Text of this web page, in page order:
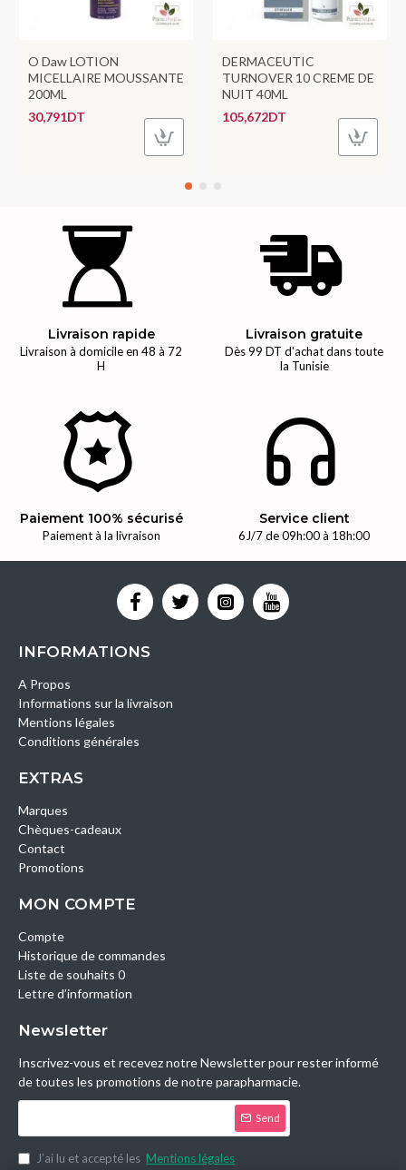
O Daw LOTION
MICELLAIRE MOUSSANTE
200ML
30,791DT
DERMACEUTIC
TURNOVER 10 CREME DE
NUIT 40ML
105,672DT
Livraison rapide
Livraison à domicile en 48 à 72
H
Livraison gratuite
Dès 99 DT d'achat dans toute
la Tunisie
Paiement 100% sécurisé
Paiement à la livraison
Service client
6J/7 de 09h:00 à 18h:00
INFORMATIONS
A Propos
Informations sur la livraison
Mentions légales
Conditions générales
EXTRAS
Marques
Chèques-cadeaux
Contact
Promotions
MON COMPTE
Compte
Historique de commandes
Liste de souhaits 0
Lettre d’information
Newsletter
Inscrivez-vous et recevez notre Newsletter pour rester informé
de toutes les promotions de notre parapharmacie.
Send
J’ai lu et accepté les Mentions légales